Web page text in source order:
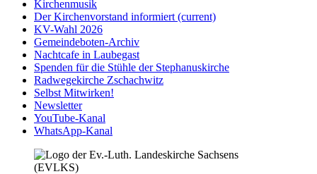
Kirchenmusik
Der Kirchenvorstand informiert (current)
KV-Wahl 2026
Gemeindeboten-Archiv
Nachtcafe in Laubegast
Spenden für die Stühle der Stephanuskirche
Radwegekirche Zschachwitz
Selbst Mitwirken!
Newsletter
YouTube-Kanal
WhatsApp-Kanal